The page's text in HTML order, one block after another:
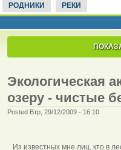
РОДНИКИ РЕКИ
Экологическая
озеру - чистые
Posted Втр, 29/12/2009 - 16:10
Из известных мне лиц, кто в